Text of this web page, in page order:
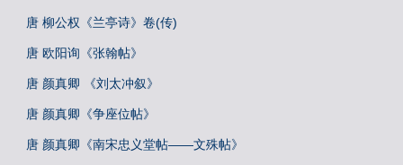
唐 柳公权《兰亭诗》卷(传)
唐 欧阳询《张翰帖》
唐 颜真卿 《刘太冲叙》
唐 颜真卿《争座位帖》
唐 颜真卿《南宋忠义堂帖——文殊帖》